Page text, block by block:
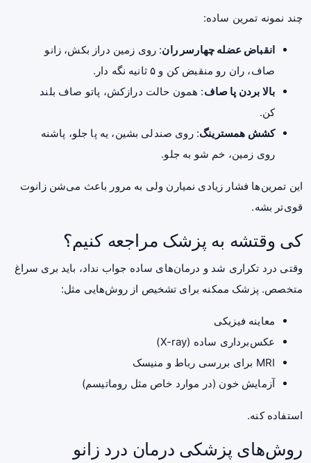
چند نمونه تمرین ساده:
انقباض عضله چهارسر ران: روی زمین دراز بکش، زانو
صاف، ران رو منقبض کن و ۵ ثانیه نگه دار.
بالا بردن پا صاف: همون حالت درازکش، پاتو صاف بلند
کن.
کشش همسترینگ: روی صندلی بشین، یه پا جلو، پاشنه
روی زمین، خم شو به جلو.
این تمرین‌ها فشار زیادی نمیارن ولی به مرور باعث می‌شن زانوت
قوی‌تر بشه.
کی وقتشه به پزشک مراجعه کنیم؟
وقتی درد تکراری شد و درمان‌های ساده جواب نداد، باید بری سراغ
متخصص. پزشک ممکنه برای تشخیص از روش‌هایی مثل:
معاینه فیزیکی
عکس‌برداری ساده (X-ray)
MRI برای بررسی رباط و منیسک
آزمایش خون (در موارد خاص مثل روماتیسم)
استفاده کنه.
روش‌های پزشکی درمان درد زانو